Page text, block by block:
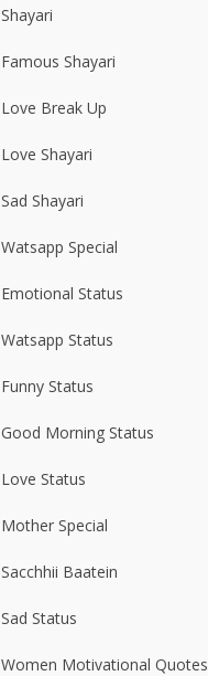
Shayari
Famous Shayari
Love Break Up
Love Shayari
Sad Shayari
Watsapp Special
Emotional Status
Watsapp Status
Funny Status
Good Morning Status
Love Status
Mother Special
Sacchhii Baatein
Sad Status
Women Motivational Quotes